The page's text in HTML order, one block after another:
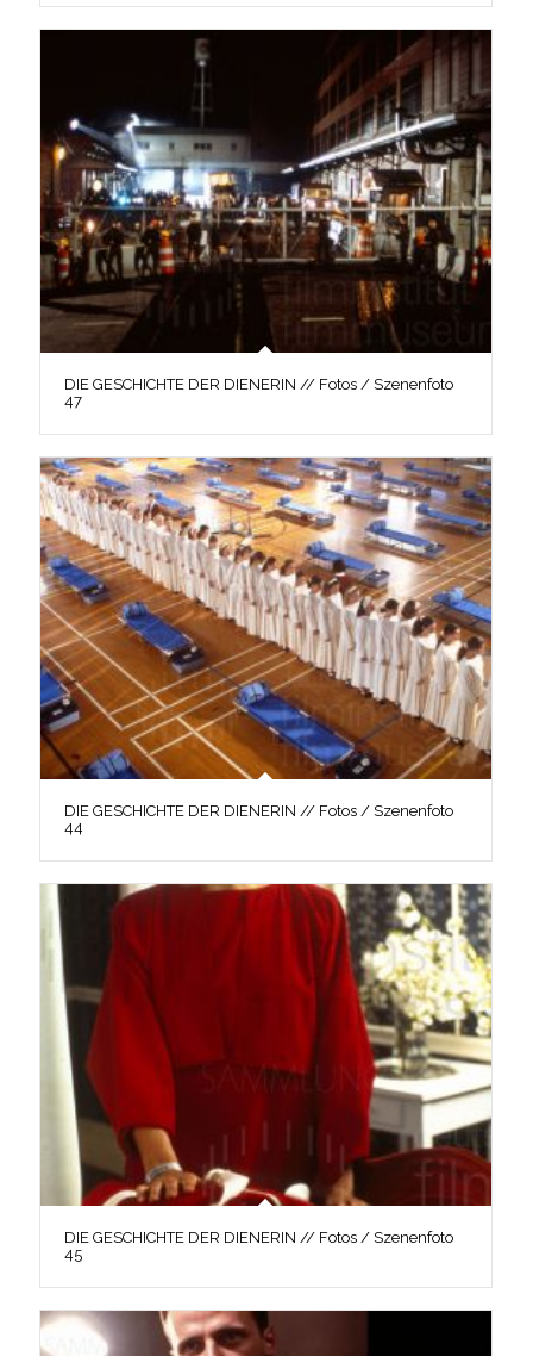
DIE GESCHICHTE DER DIENERIN // Fotos / Szenenfoto
47
DIE GESCHICHTE DER DIENERIN // Fotos / Szenenfoto
44
DIE GESCHICHTE DER DIENERIN // Fotos / Szenenfoto
45